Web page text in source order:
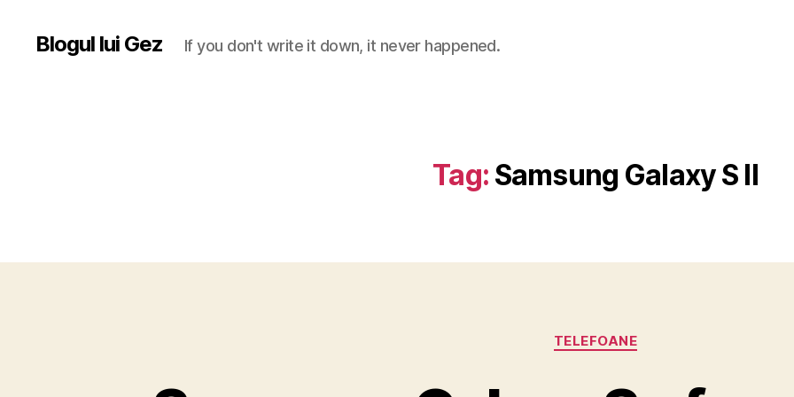
Blogul lui Gez If you don't write it down, it never happened.
Tag: Samsung Galaxy S II
Categories
TELEFOANE